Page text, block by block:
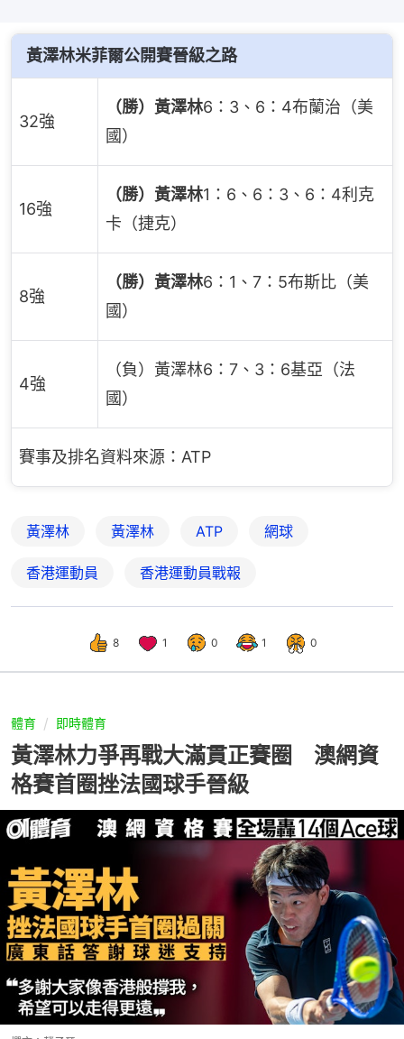
黃澤林米菲爾公開賽晉級之路
32強
（勝）黃澤林6：3、6：4布蘭治（美
國）
16強
（勝）黃澤林1：6、6：3、6：4利克
卡（捷克）
8強
（勝）黃澤林6：1、7：5布斯比（美
國）
4強
（負）黃澤林6：7、3：6基亞（法
國）
賽事及排名資料來源：ATP
黃澤林 黃澤林 ATP 網球
香港運動員 香港運動員戰報
8 1 0 1 0
體育 即時體育
黃澤林力爭再戰大滿貫正賽圈 澳網資
格賽首圈挫法國球手晉級